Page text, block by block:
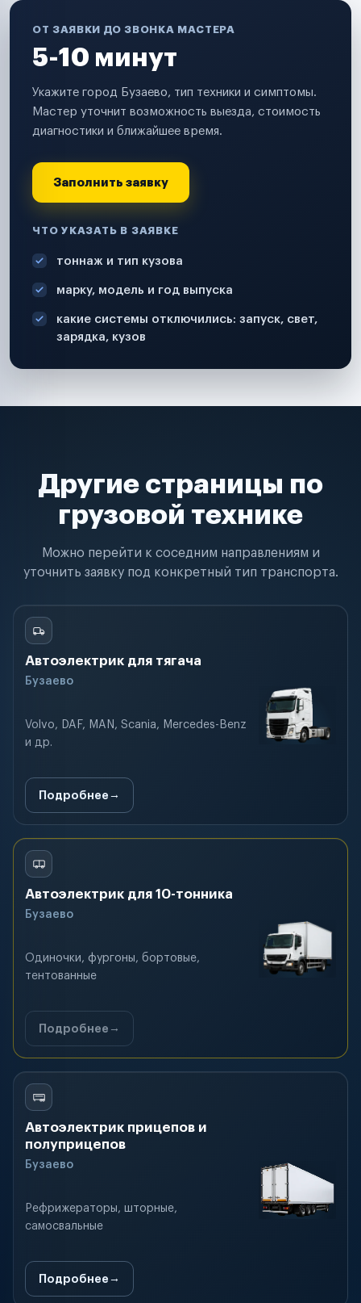
ОТ ЗАЯВКИ ДО ЗВОНКА МАСТЕРА
5-10 минут
Укажите город Бузаево, тип техники и симптомы.
Мастер уточнит возможность выезда, стоимость
диагностики и ближайшее время.
Заполнить заявку
ЧТО УКАЗАТЬ В ЗАЯВКЕ
тоннаж и тип кузова
марку, модель и год выпуска
какие системы отключились: запуск, свет,
зарядка, кузов
Другие страницы по
грузовой технике
Можно перейти к соседним направлениям и
уточнить заявку под конкретный тип транспорта.
Автоэлектрик для тягача
Бузаево
Volvo, DAF, MAN, Scania, Mercedes-Benz
и др.
Подробнее
Автоэлектрик для 10-тонника
Бузаево
Одиночки, фургоны, бортовые,
тентованные
Подробнее
Автоэлектрик прицепов и
полуприцепов
Бузаево
Рефрижераторы, шторные,
самосвальные
Подробнее